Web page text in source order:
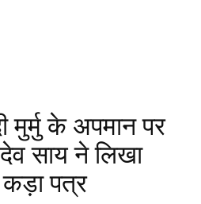
मुर्मु के अपमान पर
साय ने लिखा
कड़ा पत्र